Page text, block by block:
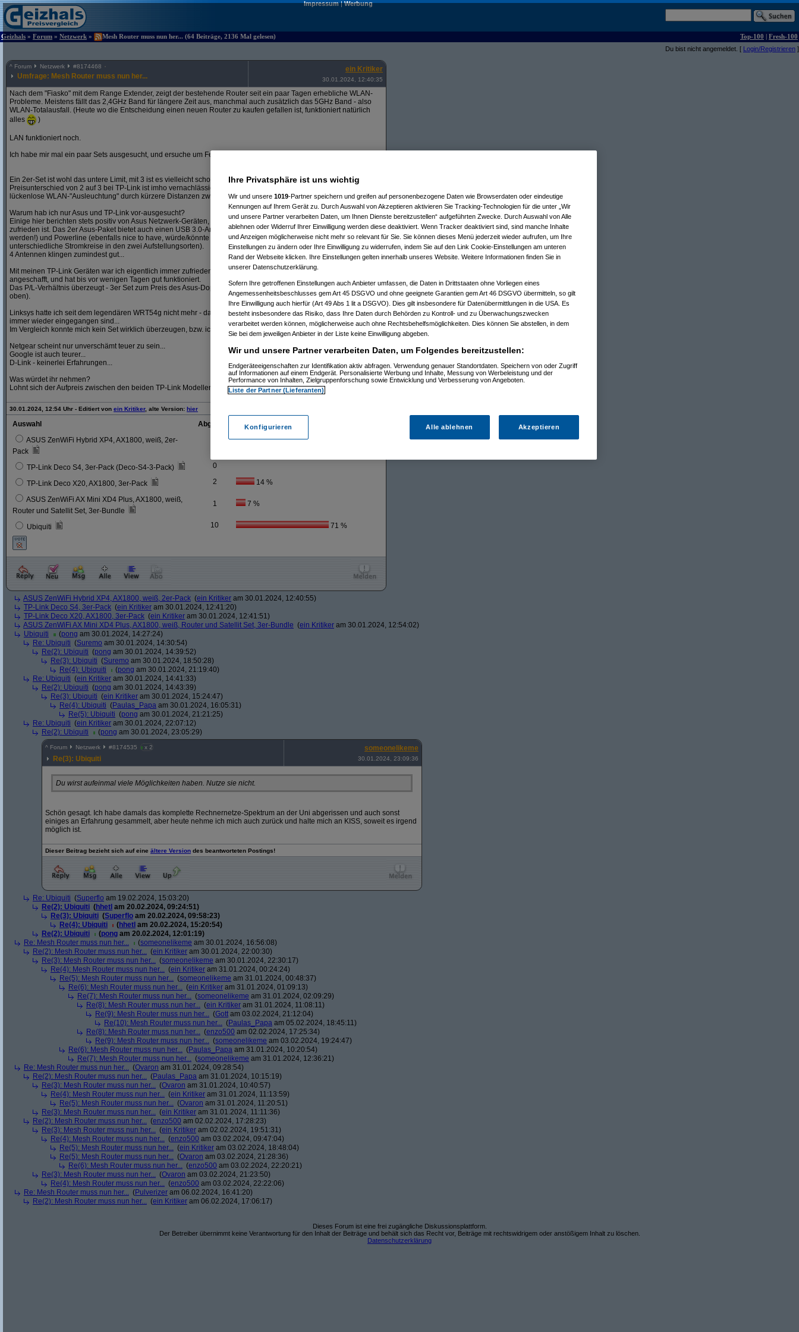
Impressum|Werbung
Geizhals » Forum » Netzwerk » Mesh Router muss nun her... (64 Beiträge, 2136 Mal gelesen) Top-100 | Fresh-100
Du bist nicht angemeldet. [ Login/Registrieren ]
^ Forum Netzwerk #8174468
Umfrage: Mesh Router muss nun her...
ein Kritiker
30.01.2024, 12:40:35
Nach dem "Fiasko" mit dem Range Extender, zeigt der bestehende Router seit ein paar Tagen erhebliche WLAN-
Probleme. Meistens fällt das 2,4GHz Band für längere Zeit aus, manchmal auch zusätzlich das 5GHz Band - also
WLAN-Totalausfall. (Heute wo die Entscheidung einen neuen Router zu kaufen gefallen ist, funktioniert natürlich
alles
)
LAN funktioniert noch.
Ich habe mir mal ein paar Sets ausgesucht, und ersuche um Feedback bzw. Teilnahme an der Abstimmung.
Ein 2er-Set ist wohl das untere Limit, mit 3 ist es vielleicht schon mit Kanonen auf Spatzen schießen - aber der
Preisunterschied von 2 auf 3 bei TP-Link ist imho vernachlässigbar, zudem erwarte ich mir dadurch eine wirklich
lückenlose WLAN-"Ausleuchtung" durch kürzere Distanzen zwischen den einzelnen Einheiten.
Warum hab ich nur Asus und TP-Link vor-ausgesucht?
Einige hier berichten stets positiv von Asus Netzwerk-Geräten, habe auch einen guten Freund der mit seinem sehr
zufrieden ist. Das 2er Asus-Paket bietet auch einen USB 3.0-Anschluss (nice to have, würde aktuell nicht genutzt
werden!) und Powerline (ebenfalls nice to have, würde/könnte aber ebenfalls nicht genutzt werden -
unterschiedliche Stromkreise in den zwei Aufstellungsorten).
4 Antennen klingen zumindest gut...
Mit meinen TP-Link Geräten war ich eigentlich immer zufrieden. Der aktuelle Router, ein Archer C3200 wurde 2016
angeschafft, und hat bis vor wenigen Tagen gut funktioniert.
Das P/L-Verhältnis überzeugt - 3er Set zum Preis des Asus-Doppelpacks (bei weniger Schnick-Schnack, siehe
oben).
Linksys hatte ich seit dem legendären WRT54g nicht mehr - davon aber glaub ich 3 Stück, weil die Drecksdinger
immer wieder eingegangen sind...
Im Vergleich konnte mich kein Set wirklich überzeugen, bzw. ich sah keinen Mehrwert. Sieht das wer anders?
Netgear scheint nur unverschämt teuer zu sein...
Google ist auch teurer...
D-Link - keinerlei Erfahrungen...
Was würdet ihr nehmen?
Lohnt sich der Aufpreis zwischen den beiden TP-Link Modellen?
30.01.2024, 12:54 Uhr - Editiert von ein Kritiker, alte Version: hier
Auswahl
Abgegebene Stimmen
ASUS ZenWiFi Hybrid XP4, AX1800, weiß, 2er-
Pack
TP-Link Deco S4, 3er-Pack (Deco-S4-3-Pack) 0
TP-Link Deco X20, AX1800, 3er-Pack 2 14 %
ASUS ZenWiFi AX Mini XD4 Plus, AX1800, weiß,
Router und Satellit Set, 3er-Bundle
1 7 %
Ubiquiti 10 71 %
ASUS ZenWiFi Hybrid XP4, AX1800, weiß, 2er-Pack (ein Kritiker am 30.01.2024, 12:40:55)
TP-Link Deco S4, 3er-Pack (ein Kritiker am 30.01.2024, 12:41:20)
TP-Link Deco X20, AX1800, 3er-Pack (ein Kritiker am 30.01.2024, 12:41:51)
ASUS ZenWiFi AX Mini XD4 Plus, AX1800, weiß, Router und Satellit Set, 3er-Bundle (ein Kritiker am 30.01.2024, 12:54:02)
Ubiquiti
(pong am 30.01.2024, 14:27:24)
Re: Ubiquiti (Suremo am 30.01.2024, 14:30:54)
Re(2): Ubiquiti (pong am 30.01.2024, 14:39:52)
Re(3): Ubiquiti (Suremo am 30.01.2024, 18:50:28)
Re(4): Ubiquiti
(pong am 30.01.2024, 21:19:40)
Re: Ubiquiti (ein Kritiker am 30.01.2024, 14:41:33)
Re(2): Ubiquiti (pong am 30.01.2024, 14:43:39)
Re(3): Ubiquiti (ein Kritiker am 30.01.2024, 15:24:47)
Re(4): Ubiquiti (Paulas_Papa am 30.01.2024, 16:05:31)
Re(5): Ubiquiti (pong am 30.01.2024, 21:21:25)
Re: Ubiquiti (ein Kritiker am 30.01.2024, 22:07:12)
Re(2): Ubiquiti
(pong am 30.01.2024, 23:05:29)
^ Forum Netzwerk #8174535 x 2
Re(3): Ubiquiti
someonelikeme
30.01.2024, 23:09:36
Du wirst aufeinmal viele Möglichkeiten haben. Nutze sie nicht.
Schön gesagt. Ich habe damals das komplette Rechnernetze-Spektrum an der Uni abgerissen und auch sonst
einiges an Erfahrung gesammelt, aber heute nehme ich mich auch zurück und halte mich an KISS, soweit es irgend
möglich ist.
Dieser Beitrag bezieht sich auf eine ältere Version des beantworteten Postings!
Re: Ubiquiti (Superflo am 19.02.2024, 15:03:20)
Re(2): Ubiquiti (hhetl am 20.02.2024, 09:24:51)
Re(3): Ubiquiti (Superflo am 20.02.2024, 09:58:23)
Re(4): Ubiquiti
(hhetl am 20.02.2024, 15:20:54)
Re(2): Ubiquiti
(pong am 20.02.2024, 12:01:19)
Re: Mesh Router muss nun her...
(someonelikeme am 30.01.2024, 16:56:08)
Re(2): Mesh Router muss nun her... (ein Kritiker am 30.01.2024, 22:00:30)
Re(3): Mesh Router muss nun her... (someonelikeme am 30.01.2024, 22:30:17)
Re(4): Mesh Router muss nun her... (ein Kritiker am 31.01.2024, 00:24:24)
Re(5): Mesh Router muss nun her... (someonelikeme am 31.01.2024, 00:48:37)
Re(6): Mesh Router muss nun her... (ein Kritiker am 31.01.2024, 01:09:13)
Re(7): Mesh Router muss nun her... (someonelikeme am 31.01.2024, 02:09:29)
Re(8): Mesh Router muss nun her... (ein Kritiker am 31.01.2024, 11:08:11)
Re(9): Mesh Router muss nun her... (Gott am 03.02.2024, 21:12:04)
Re(10): Mesh Router muss nun her... (Paulas_Papa am 05.02.2024, 18:45:11)
Re(8): Mesh Router muss nun her... (enzo500 am 02.02.2024, 17:25:34)
Re(9): Mesh Router muss nun her... (someonelikeme am 03.02.2024, 19:24:47)
Re(6): Mesh Router muss nun her... (Paulas_Papa am 31.01.2024, 10:20:54)
Re(7): Mesh Router muss nun her... (someonelikeme am 31.01.2024, 12:36:21)
Re: Mesh Router muss nun her... (Ovaron am 31.01.2024, 09:28:54)
Re(2): Mesh Router muss nun her... (Paulas_Papa am 31.01.2024, 10:15:19)
Re(3): Mesh Router muss nun her... (Ovaron am 31.01.2024, 10:40:57)
Re(4): Mesh Router muss nun her... (ein Kritiker am 31.01.2024, 11:13:59)
Re(5): Mesh Router muss nun her... (Ovaron am 31.01.2024, 11:20:51)
Re(3): Mesh Router muss nun her... (ein Kritiker am 31.01.2024, 11:11:36)
Re(2): Mesh Router muss nun her... (enzo500 am 02.02.2024, 17:28:23)
Re(3): Mesh Router muss nun her... (ein Kritiker am 02.02.2024, 19:51:31)
Re(4): Mesh Router muss nun her... (enzo500 am 03.02.2024, 09:47:04)
Re(5): Mesh Router muss nun her... (ein Kritiker am 03.02.2024, 18:48:04)
Re(5): Mesh Router muss nun her... (Ovaron am 03.02.2024, 21:28:36)
Re(6): Mesh Router muss nun her... (enzo500 am 03.02.2024, 22:20:21)
Re(3): Mesh Router muss nun her... (Ovaron am 03.02.2024, 21:23:50)
Re(4): Mesh Router muss nun her... (enzo500 am 03.02.2024, 22:22:06)
Re: Mesh Router muss nun her... (Pulverizer am 06.02.2024, 16:41:20)
Re(2): Mesh Router muss nun her... (ein Kritiker am 06.02.2024, 17:06:17)
Dieses Forum ist eine frei zugängliche Diskussionsplattform.
Der Betreiber übernimmt keine Verantwortung für den Inhalt der Beiträge und behält sich das Recht vor, Beiträge mit rechtswidrigem oder anstößigem Inhalt zu löschen.
Datenschutzerklärung
Ihre Privatsphäre ist uns wichtig
Wir und unsere 1019-Partner speichern und greifen auf personenbezogene Daten wie Browserdaten oder eindeutige
Kennungen auf Ihrem Gerät zu. Durch Auswahl von Akzeptieren aktivieren Sie Tracking-Technologien für die unter „Wir
und unsere Partner verarbeiten Daten, um Ihnen Dienste bereitzustellen“ aufgeführten Zwecke. Durch Auswahl von Alle
ablehnen oder Widerruf Ihrer Einwilligung werden diese deaktiviert. Wenn Tracker deaktiviert sind, sind manche Inhalte
und Anzeigen möglicherweise nicht mehr so relevant für Sie. Sie können dieses Menü jederzeit wieder aufrufen, um Ihre
Einstellungen zu ändern oder Ihre Einwilligung zu widerrufen, indem Sie auf den Link Cookie-Einstellungen am unteren
Rand der Webseite klicken. Ihre Einstellungen gelten innerhalb unseres Website. Weitere Informationen finden Sie in
unserer Datenschutzerklärung.
Sofern Ihre getroffenen Einstellungen auch Anbieter umfassen, die Daten in Drittstaaten ohne Vorliegen eines
Angemessenheitsbeschlusses gem Art 45 DSGVO und ohne geeignete Garantien gem Art 46 DSGVO übermitteln, so gilt
Ihre Einwilligung auch hierfür (Art 49 Abs 1 lit a DSGVO). Dies gilt insbesondere für Datenübermittlungen in die USA. Es
besteht insbesondere das Risiko, dass Ihre Daten durch Behörden zu Kontroll- und zu Überwachungszwecken
verarbeitet werden können, möglicherweise auch ohne Rechtsbehelfsmöglichkeiten. Dies können Sie abstellen, in dem
Sie bei dem jeweiligen Anbieter in der Liste keine Einwilligung abgeben.
Wir und unsere Partner verarbeiten Daten, um Folgendes bereitzustellen:
Endgeräteeigenschaften zur Identifikation aktiv abfragen. Verwendung genauer Standortdaten. Speichern von oder Zugriff
auf Informationen auf einem Endgerät. Personalisierte Werbung und Inhalte, Messung von Werbeleistung und der
Performance von Inhalten, Zielgruppenforschung sowie Entwicklung und Verbesserung von Angeboten.
Liste der Partner (Lieferanten)
Konfigurieren Alle ablehnen Akzeptieren